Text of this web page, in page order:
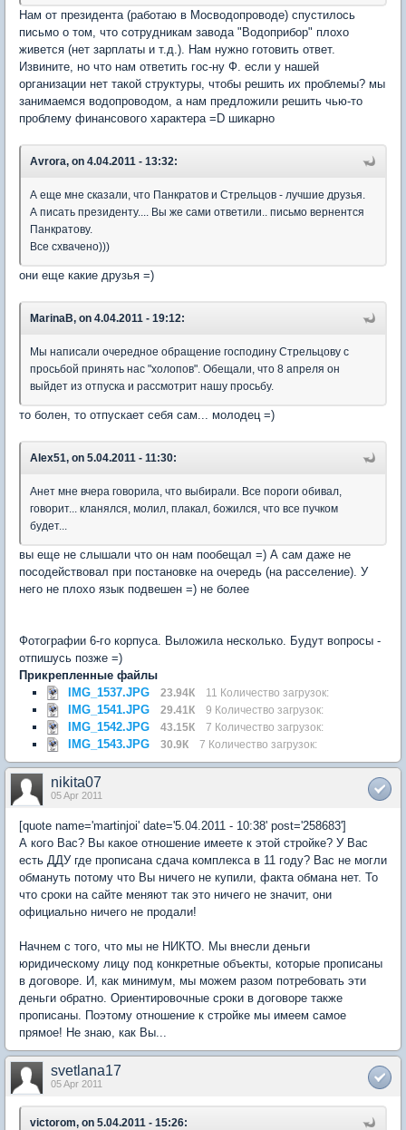
Нам от президента (работаю в Мосводопроводе) спустилось
письмо о том, что сотрудникам завода "Водоприбор" плохо
живется (нет зарплаты и т.д.). Нам нужно готовить ответ.
Извините, но что нам ответить гос-ну Ф. если у нашей
организации нет такой структуры, чтобы решить их проблемы? мы
занимаемся водопроводом, а нам предложили решить чью-то
проблему финансового характера =D шикарно
Avrora, on 4.04.2011 - 13:32:
А еще мне сказали, что Панкратов и Стрельцов - лучшие друзья.
А писать президенту.... Вы же сами ответили.. письмо вернентся
Панкратову.
Все схвачено)))
они еще какие друзья =)
MarinaB, on 4.04.2011 - 19:12:
Мы написали очередное обращение господину Стрельцову с
просьбой принять нас "холопов". Обещали, что 8 апреля он
выйдет из отпуска и рассмотрит нашу просьбу.
то болен, то отпускает себя сам... молодец =)
Alex51, on 5.04.2011 - 11:30:
Анет мне вчера говорила, что выбирали. Все пороги обивал,
говорит... кланялся, молил, плакал, божился, что все пучком
будет...
вы еще не слышали что он нам пообещал =) А сам даже не
посодействовал при постановке на очередь (на расселение). У
него не плохо язык подвешен =) не более
Фотографии 6-го корпуса. Выложила несколько. Будут вопросы -
отпишусь позже =)
Прикрепленные файлы
IMG_1537.JPG
23.94К 11 Количество загрузок:
IMG_1541.JPG 29.41К 9 Количество загрузок:
IMG_1542.JPG 43.15К 7 Количество загрузок:
IMG_1543.JPG 30.9К 7 Количество загрузок:
nikita07
05 Apr 2011
[quote name='martinjoi' date='5.04.2011 - 10:38' post='258683']
А кого Вас? Вы какое отношение имеете к этой стройке? У Вас
есть ДДУ где прописана сдача комплекса в 11 году? Вас не могли
обмануть потому что Вы ничего не купили, факта обмана нет. То
что сроки на сайте меняют так это ничего не значит, они
официально ничего не продали!
Начнем с того, что мы не НИКТО. Мы внесли деньги
юридическому лицу под конкретные объекты, которые прописаны
в договоре. И, как минимум, мы можем разом потребовать эти
деньги обратно. Ориентировочные сроки в договоре также
прописаны. Поэтому отношение к стройке мы имеем самое
прямое! Не знаю, как Вы...
svetlana17
05 Apr 2011
victorom, on 5.04.2011 - 15:26: